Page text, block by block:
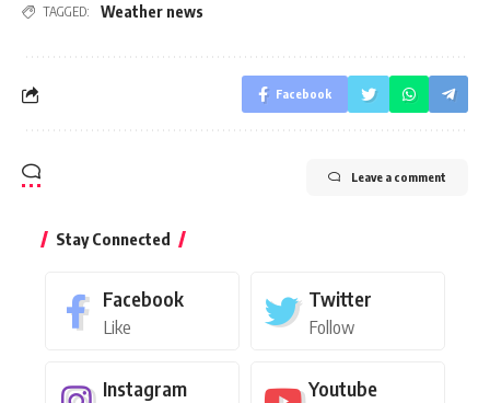
TAGGED: Weather news
Facebook
Leave a comment
Stay Connected
Facebook
Like
Twitter
Follow
Instagram Youtube